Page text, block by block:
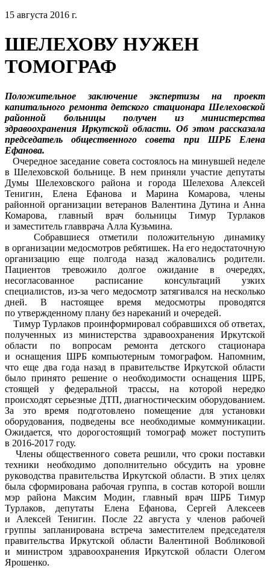
15 августа 2016 г.
ШЕЛЕХОВУ НУЖЕН
ТОМОГРАФ
Положительное заключение экспертизы на проект
капитального ремонта детского стационара Шелеховской
районной больницы получен из министерства
здравоохранения Иркутской области. Об этом рассказала
председатель общественного совета при ШРБ Елена
Ефанова.
Очередное заседание совета состоялось на минувшей неделе
в Шелеховской больнице. В нем приняли участие депутаты
Думы Шелеховского района и города Шелехова Алексей
Тенигин, Елена Ефанова и Марина Комарова, члены
районной организации ветеранов Валентина Дутина и Анна
Комарова, главный врач больницы Тимур Турлаков
и заместитель главврача Алла Кузьмина.
Собравшиеся отметили положительную динамику
в организации медосмотров ребятишек. На его недостаточную
организацию еще полгода назад жаловались родители.
Пациентов тревожило долгое ожидание в очередях,
несогласованное расписание консультаций узких
специалистов, из-за чего медосмотр затягивался на несколько
дней. В настоящее время медосмотры проводятся
по утвержденному плану без нареканий и очередей.
Тимур Турлаков проинформировал собравшихся об ответах,
полученных из министерства здравоохранения Иркутской
области по вопросам ремонта детского стационара
и оснащения ШРБ компьютерным томографом. Напомним,
что еще два года назад в правительстве Иркутской области
было принято решение о необходимости оснащения ШРБ,
стоящей у федеральной трассы, на которой нередко
происходят серьезные ДТП, диагностическим оборудованием.
За это время подготовлено помещение для установки
оборудования, подведены все необходимые коммуникации.
Ожидается, что дорогостоящий томограф может поступить
в 2016-2017 году.
Члены общественного совета решили, что сроки поставки
техники необходимо дополнительно обсудить на уровне
руководства правительства Иркутской области. В этих целях
была сформирована рабочая группа, в состав которой вошли
мэр района Максим Модин, главный врач ШРБ Тимур
Турлаков, депутаты Елена Ефанова, Сергей Алексеев
и Алексей Тенигин. После 22 августа у членов рабочей
группы запланирована встреча заместителем председателя
правительства Иркутской области Валентиной Вобликовой
и министром здравоохранения Иркутской области Олегом
Ярошенко.